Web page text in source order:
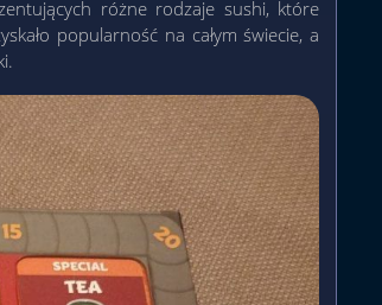
różne rodzaje sushi, które
popularność na całym świecie, a